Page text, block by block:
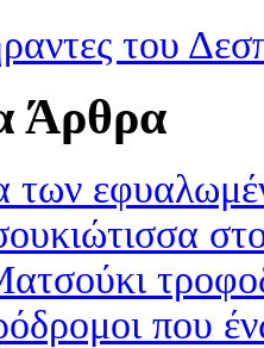
του
Άρθρα
των
που